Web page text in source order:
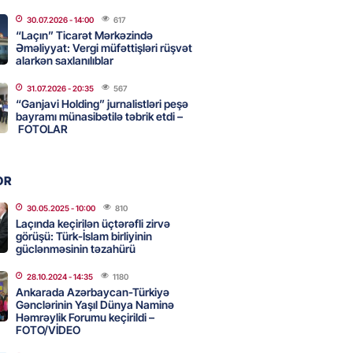
İDDİA: Şimali Koreya
120 ballistik raket yerləşdirib
- 15:15 90
musiqi terapevti
unudulmaz sənət gecəsinə
Azərbaycan ərazisini
qarşı istifadəyə imkan
- 14:45
mənzil almaq istəyənlər
30.07.2026- 14:00 617
“Laçın” Ticarət Mərkəzində
Əməliyyat: Vergi müfəttişləri rüşvət
alarkən saxlanılıblar
31.07.2026- 20:35 567
“Ganjavi Holding” jurnalistləri peşə
bayramı münasibətilə təbrik etdi –
FOTOLAR
30.05.2025- 10:00 810
Laçında keçirilən üçtərəfli zirvə
görüşü: Türk-İslam birliyinin
güclənməsinin təzahürü
28.10.2024- 14:35 1180
Ankarada Azərbaycan-Türkiyə
Gənclərinin Yaşıl Dünya Naminə
Həmrəylik Forumu keçirildi –
FOTO/VİDEO